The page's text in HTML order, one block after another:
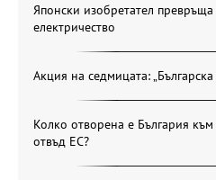
Японски изобретател
електричество
Акция на седмицата:
Колко отворена е България
отвъд ЕС?